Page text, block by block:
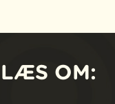
LÆS OM: